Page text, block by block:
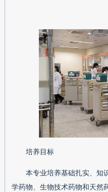
培养目标
本专业培养基础扎实、知
学药物、生物技术药物和天然